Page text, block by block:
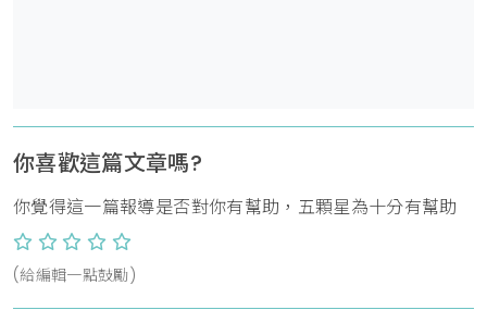
你喜歡這篇文章嗎?
你覺得這一篇報導是否對你有幫助，五顆星為十分有幫助
(給編輯一點鼓勵)